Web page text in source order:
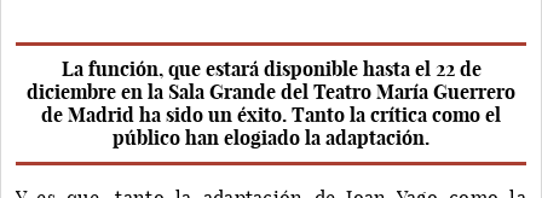
La función, que estará disponible hasta el 22 de
diciembre en la Sala Grande del Teatro María Guerrero
de Madrid ha sido un éxito. Tanto la crítica como el
público han elogiado la adaptación.